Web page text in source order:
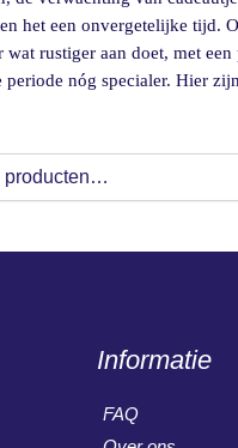
het een onvergetelijke tijd.
rustiger aan doet, met een
periode nóg specialer. Hier
Informatie
FAQ